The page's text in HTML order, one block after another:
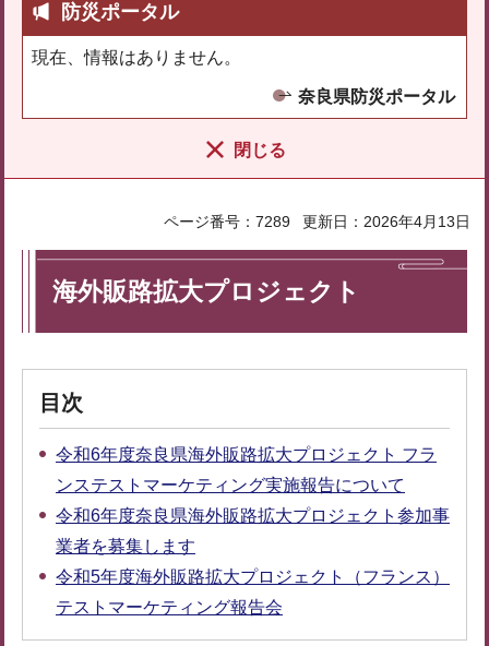
防災ポータル
現在、情報はありません。
奈良県防災ポータル
閉じる
ページ番号：7289 更新日：2026年4月13日
海外販路拡大プロジェクト
目次
令和6年度奈良県海外販路拡大プロジェクト フラ
ンステストマーケティング実施報告について
令和6年度奈良県海外販路拡大プロジェクト参加事
業者を募集します
令和5年度海外販路拡大プロジェクト（フランス）
テストマーケティング報告会